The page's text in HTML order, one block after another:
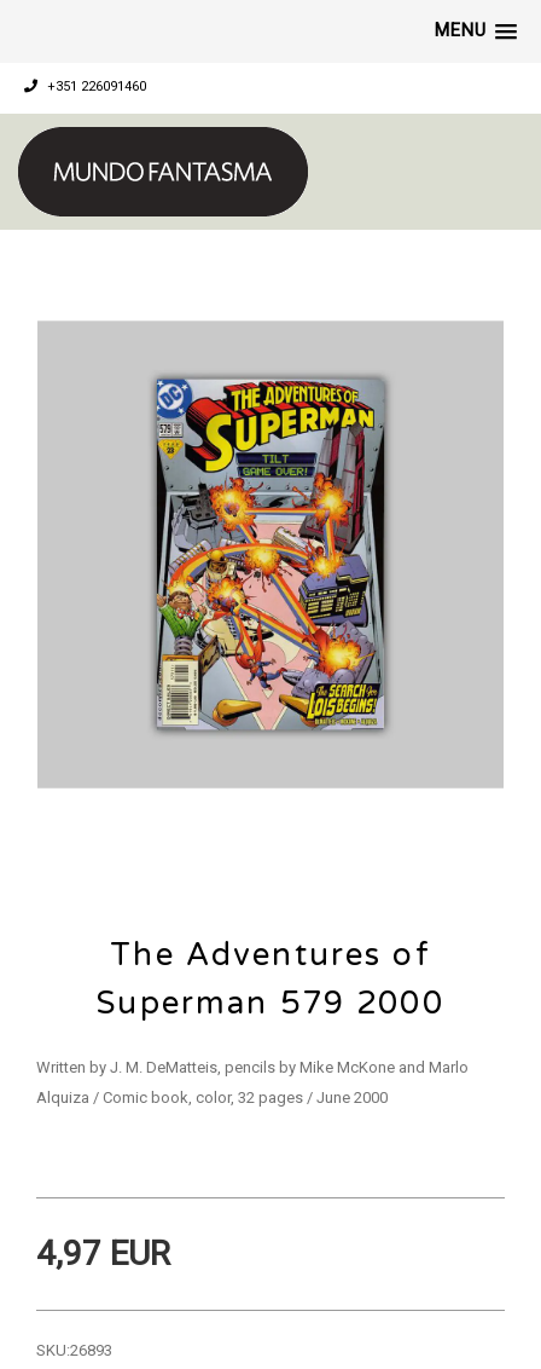
MENU
+351 226091460
The Adventures of
Superman 579 2000
Written by J. M. DeMatteis, pencils by Mike McKone and Marlo
Alquiza / Comic book, color, 32 pages / June 2000
4,97 EUR
SKU:26893